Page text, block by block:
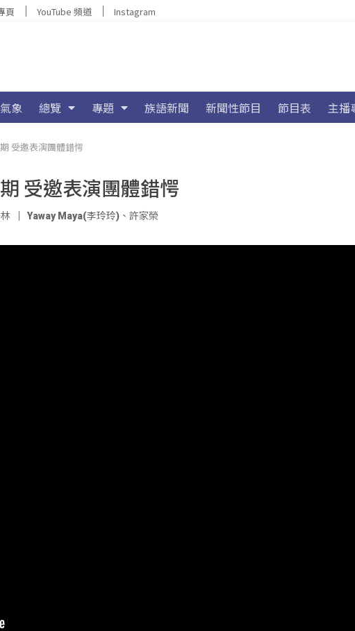
頁 YouTube 頻道 Instagram
象 總覽 專題 族語新聞 新聞性節目 節目表 主播
受邀表演團體錯愕
受邀表演團體錯愕
Yaway Maya(李玲玲) 、 許家榮